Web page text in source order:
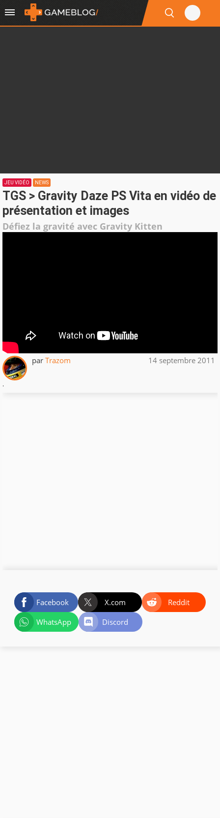
JEU VIDÉO NEWS
TGS > Gravity Daze PS Vita en vidéo de
présentation et images
Défiez la gravité avec Gravity Kitten
par Trazom 14 septembre 2011
.
Facebook X.com
Reddit
WhatsApp
Discord